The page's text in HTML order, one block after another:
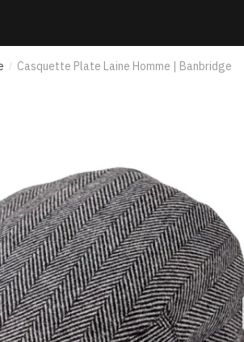
/ Casquette Plate Laine Homme​ | Banbridge